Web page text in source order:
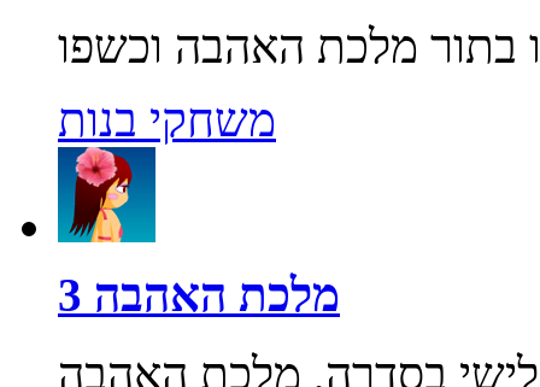
משחקי בנות
מלכת האהבה 3